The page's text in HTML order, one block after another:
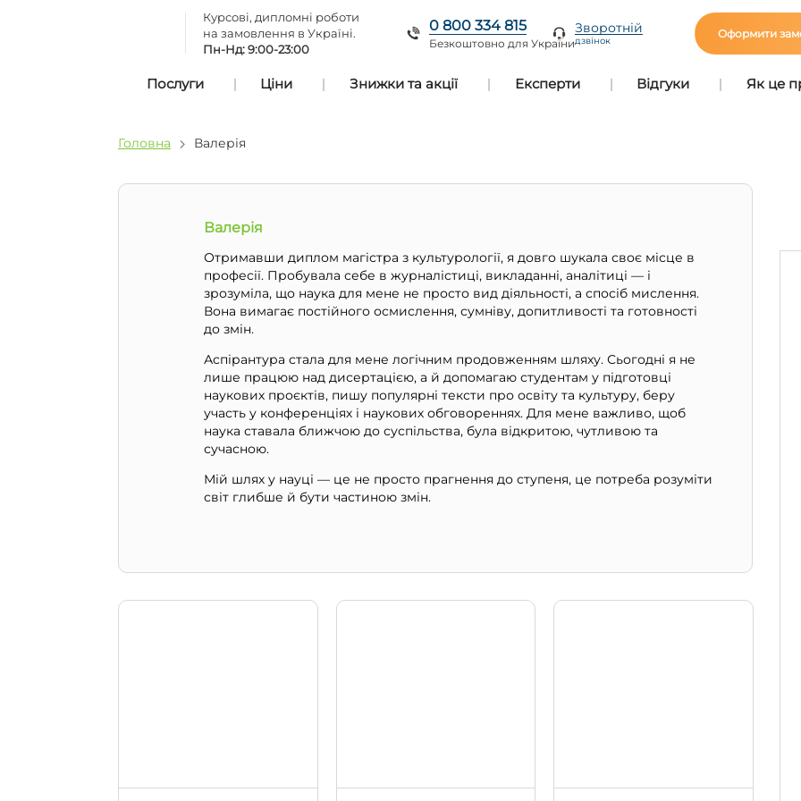
Курсові, дипломні роботи
на замовлення в Україні.
Пн-Нд: 9:00-23:00
0 800 334 815
Безкоштовно для України
Зворотній
дзвінок
Оформити
Послуги Ціни Знижки та акції Експерти Відгуки Як це
Головна Валерія
Валерія
Отримавши диплом магістра з культурології, я довго шукала своє місце в
професії. Пробувала себе в журналістиці, викладанні, аналітиці — і
зрозуміла, що наука для мене не просто вид діяльності, а спосіб мислення.
Вона вимагає постійного осмислення, сумніву, допитливості та готовності
до змін.
Аспірантура стала для мене логічним продовженням шляху. Сьогодні я не
лише працюю над дисертацією, а й допомагаю студентам у підготовці
наукових проєктів, пишу популярні тексти про освіту та культуру, беру
участь у конференціях і наукових обговореннях. Для мене важливо, щоб
наука ставала ближчою до суспільства, була відкритою, чутливою та
сучасною.
Мій шлях у науці — це не просто прагнення до ступеня, це потреба розуміти
світ глибше й бути частиною змін.